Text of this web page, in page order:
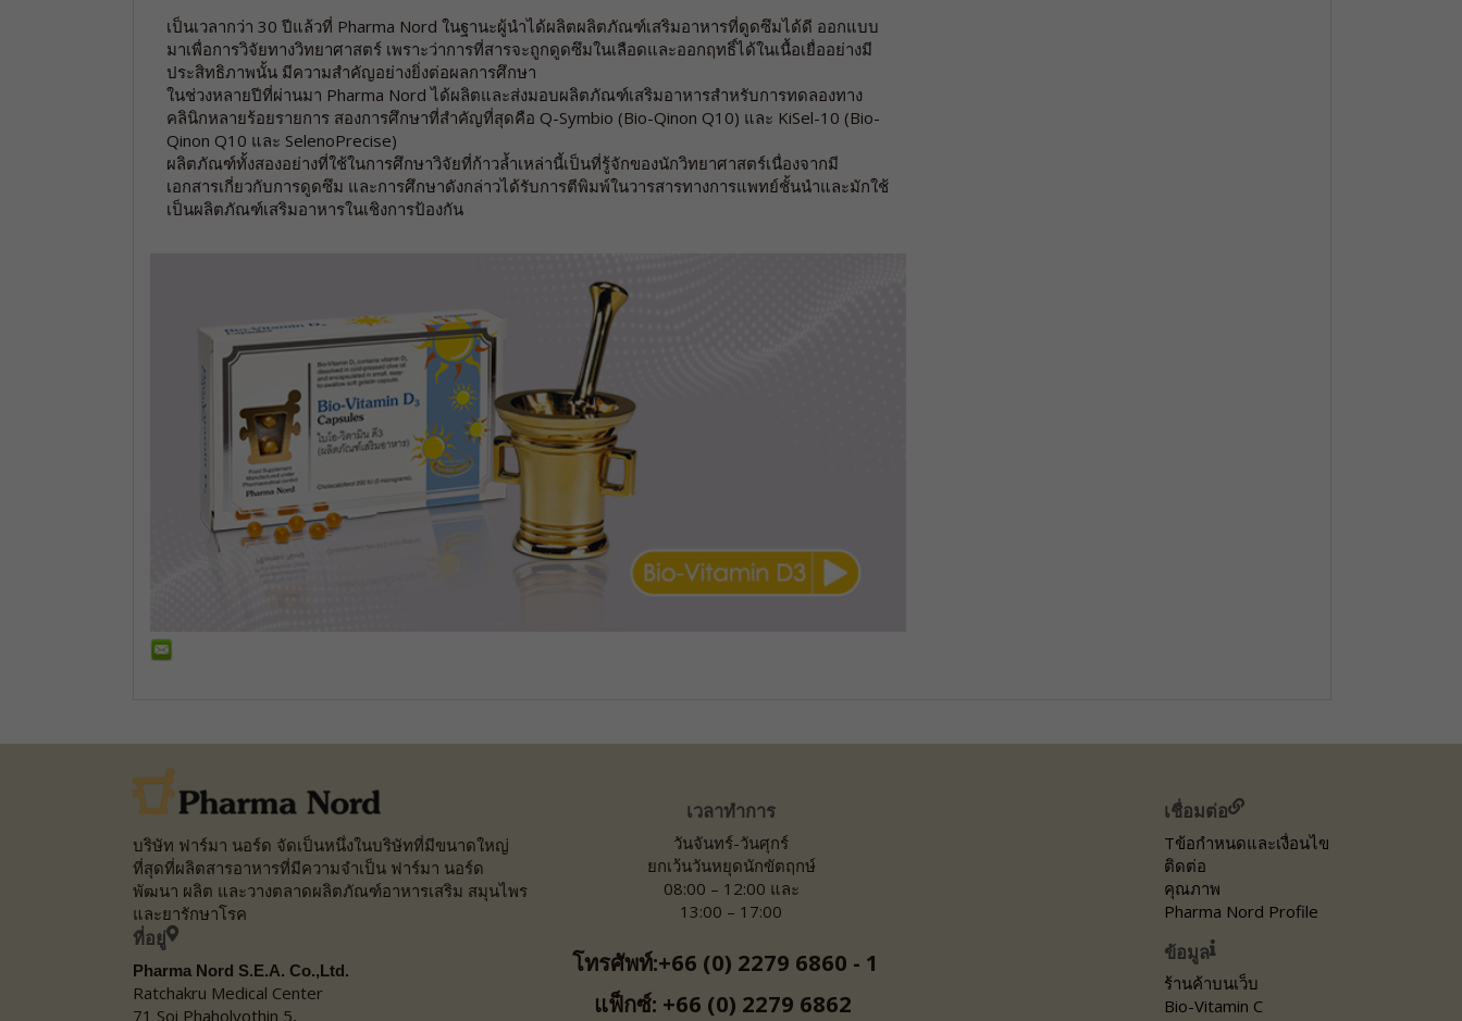
เป็นเวลากว่า 30 ปีแล้วที่ Pharma Nord ในฐานะผู้นำได้ผลิตผลิตภัณฑ์เสริมอาหารที่ดูดซึมได้ดี ออกแบบ
มาเพื่อการวิจัยทางวิทยาศาสตร์ เพราะว่าการที่สารจะถูกดูดซึมในเลือดและออกฤทธิ์ได้ในเนื้อเยื่ออย่างมี
ประสิทธิภาพนั้น มีความสำคัญอย่างยิ่งต่อผลการศึกษา
ในช่วงหลายปีที่ผ่านมา Pharma Nord ได้ผลิตและส่งมอบผลิตภัณฑ์เสริมอาหารสำหรับการทดลองทาง
คลินิกหลายร้อยรายการ สองการศึกษาที่สำคัญที่สุดคือ Q-Symbio (Bio-Qinon Q10) และ KiSel-10 (Bio-
Qinon Q10 และ SelenoPrecise)
ผลิตภัณฑ์ทั้งสองอย่างที่ใช้ในการศึกษาวิจัยที่ก้าวล้ำเหล่านี้เป็นที่รู้จักของนักวิทยาศาสตร์เนื่องจากมี
เอกสารเกี่ยวกับการดูดซึม และการศึกษาดังกล่าวได้รับการตีพิมพ์ในวารสารทางการแพทย์ชั้นนำและมักใช้
เป็นผลิตภัณฑ์เสริมอาหารในเชิงการป้องกัน
บริษัท ฟาร์มา นอร์ด จัดเป็นหนึ่งในบริษัทที่มีขนาดใหญ่
ที่สุดที่ผลิตสารอาหารที่มีความจำเป็น ฟาร์มา นอร์ด
พัฒนา ผลิต และวางตลาดผลิตภัณฑ์อาหารเสริม สมุนไพร
และยารักษาโรค
ที่อยู่
Pharma Nord S.E.A. Co.,Ltd.
Ratchakru Medical Center
71 Soi Phaholyothin 5,
เวลาทำการ
วันจันทร์-วันศุกร์
ยกเว้นวันหยุดนักขัตฤกษ์
08:00 – 12:00 และ
13:00 – 17:00
โทรศัพท์:+66 (0) 2279 6860 - 1
แฟ็กซ์: +66 (0) 2279 6862
เชื่อมต่อ
Tข้อกำหนดและเงื่อนไข
ติดต่อ
คุณภาพ
Pharma Nord Profile
ข้อมูล
ร้านค้าบนเว็บ
Bio-Vitamin C